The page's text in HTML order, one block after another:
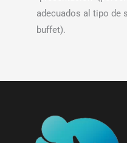
adecuados al tipo de
buffet).